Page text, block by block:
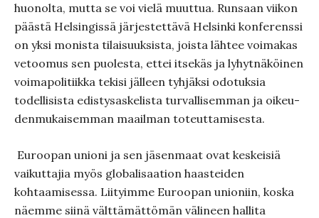
huonolta, mutta se voi vielä muuttua. Runsaan viikon
päästä Helsingissä järjestettävä Helsinki konfe­renssi
on yksi monista tilaisuuksis­ta, joista lähtee voimakas
vetoomus sen puolesta, ettei itse­käs ja lyhytnäköinen
voimapolitiikka tekisi jälleen tyhjäksi odotuk­sia
todellisista edistysaskelista turvallisemman ja oikeu­
denmu­kaisemman maailman toteuttamisesta.
Euroopan unioni ja sen jäsenmaat ovat keskeisiä
vaikuttajia myös globalisaation haasteiden
kohtaamisessa. Liityimme Euroopan unioniin, koska
näemme siinä välttämät­tömän välineen hallita